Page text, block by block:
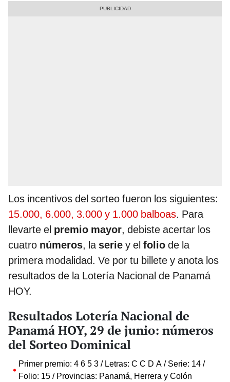
Los incentivos del sorteo fueron los siguientes:
15.000, 6.000, 3.000 y 1.000 balboas. Para
llevarte el premio mayor, debiste acertar los
cuatro números, la serie y el folio de la
primera modalidad. Ve por tu billete y anota los
resultados de la Lotería Nacional de Panamá
HOY.
Resultados Lotería Nacional de
Panamá HOY, 29 de junio: números
del Sorteo Dominical
Primer premio: 4 6 5 3 / Letras: C C D A / Serie: 14 /
Folio: 15 / Provincias: Panamá, Herrera y Colón